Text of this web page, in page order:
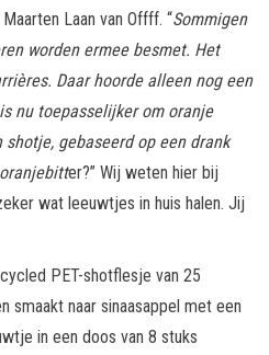
Laan van Offff. “Sommigen
worden ermee besmet. Het
Daar hoorde alleen nog een
nu toepasselijker om oranje
gebaseerd op een drank
er?” Wij weten hier bij
wat leeuwtjes in huis halen. Jij
PET-shotflesje van 25
smaakt naar sinaasappel met een
in een doos van 8 stuks